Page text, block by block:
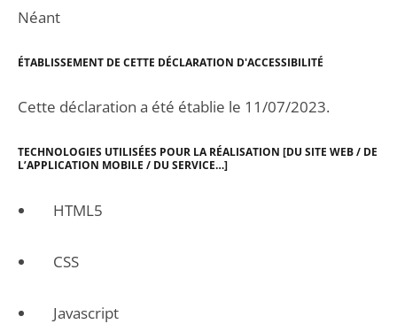
Néant
ÉTABLISSEMENT DE CETTE DÉCLARATION D'ACCESSIBILITÉ
Cette déclaration a été établie le 11/07/2023.
TECHNOLOGIES UTILISÉES POUR LA RÉALISATION [DU SITE WEB / DE
L’APPLICATION MOBILE / DU SERVICE…]
HTML5
CSS
Javascript